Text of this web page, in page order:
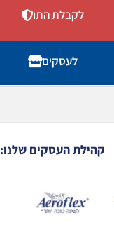
לקבלת התו
לעסקים
קהילת העסקים שלנו: